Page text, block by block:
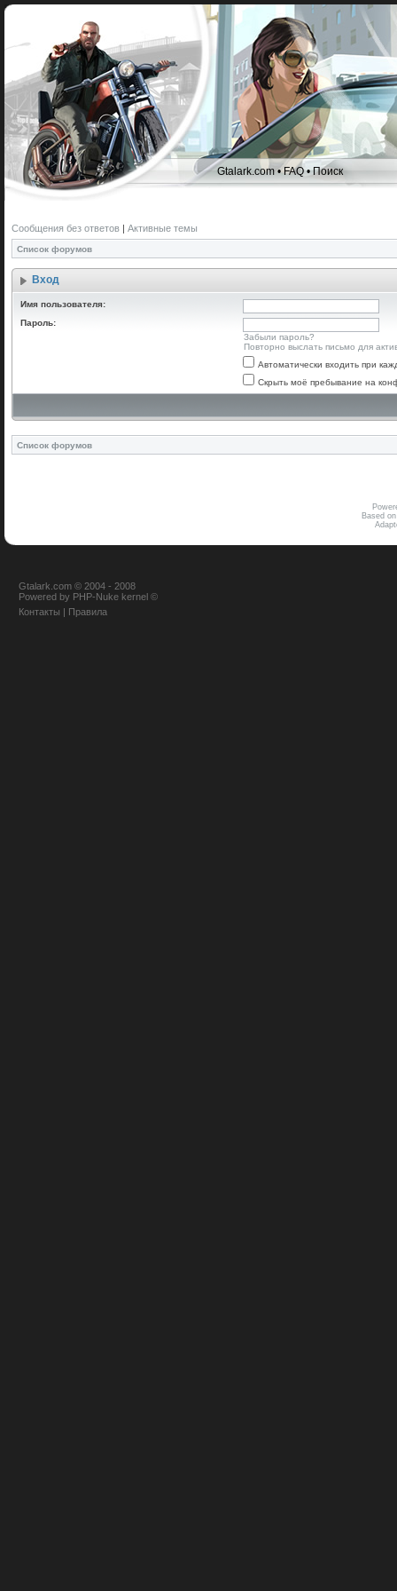
Gtalark.com •FAQ•Поиск
Сообщения без ответов | Активные темы
Список форумов
Вход
Имя пользователя:
Пароль:
Забыли пароль?
Повторно выслать письмо для
Автоматически входить при
Скрыть моё пребывание на
Список форумов
Based
Gtalark.com © 2004 - 2008
Powered by PHP-Nuke kernel ©
Контакты | Правила